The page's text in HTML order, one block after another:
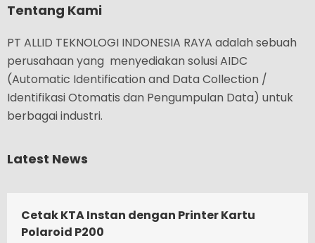
Tentang Kami
PT ALLID TEKNOLOGI INDONESIA RAYA adalah sebuah
perusahaan yang menyediakan solusi AIDC
(Automatic Identification and Data Collection /
Identifikasi Otomatis dan Pengumpulan Data) untuk
berbagai industri.
Latest News
Cetak KTA Instan dengan Printer Kartu
Polaroid P200